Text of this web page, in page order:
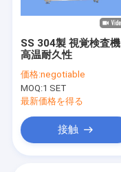
SS 304製 視覚検査機
高温耐久性
価格:negotiable
MOQ:1 SET
最新価格を得る
接触